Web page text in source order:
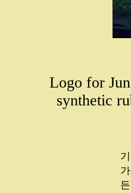
Logo for
synthetic